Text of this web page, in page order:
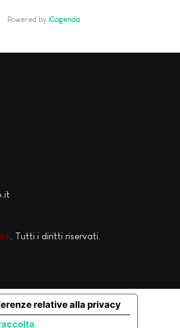
Powered by iCagenda
. Tutti i diritti riservati.
relative alla privacy